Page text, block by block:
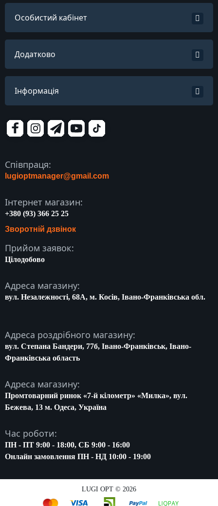
Особистий кабінет
Додатково
Інформація
Співпраця:
lugioptmanager@gmail.com
Інтернет магазин:
+380 (93) 366 25 25
Зворотній дзвінок
Прийом заявок:
Цілодобово
Адреса магазину:
вул. Незалежності, 68A, м. Косів, Івано-Франківська обл.
Адреса роздрібного магазину:
вул. Степана Бандери, 77б, Івано-Франківськ, Івано-
Франківська область
Адреса магазину:
Промтоварний ринок «7-й кілометр» «Милка», вул.
Бежева, 13 м. Одеса, Україна
Час роботи:
ПН - ПТ 9:00 - 18:00, СБ 9:00 - 16:00
Онлайн замовлення ПН - НД 10:00 - 19:00
LUGI OPT © 2026